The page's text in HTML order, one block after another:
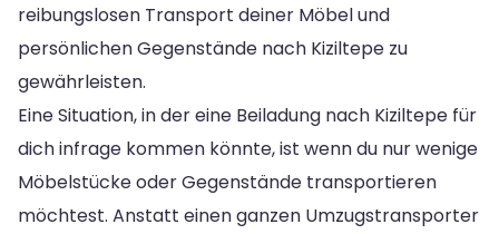
reibungslosen Transport deiner Möbel und
persönlichen Gegenstände nach Kiziltepe zu
gewährleisten.
Eine Situation, in der eine Beiladung nach Kiziltepe für
dich infrage kommen könnte, ist wenn du nur wenige
Möbelstücke oder Gegenstände transportieren
möchtest. Anstatt einen ganzen Umzugstransporter